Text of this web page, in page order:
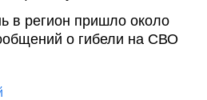
в регион пришло около
о гибели на СВО